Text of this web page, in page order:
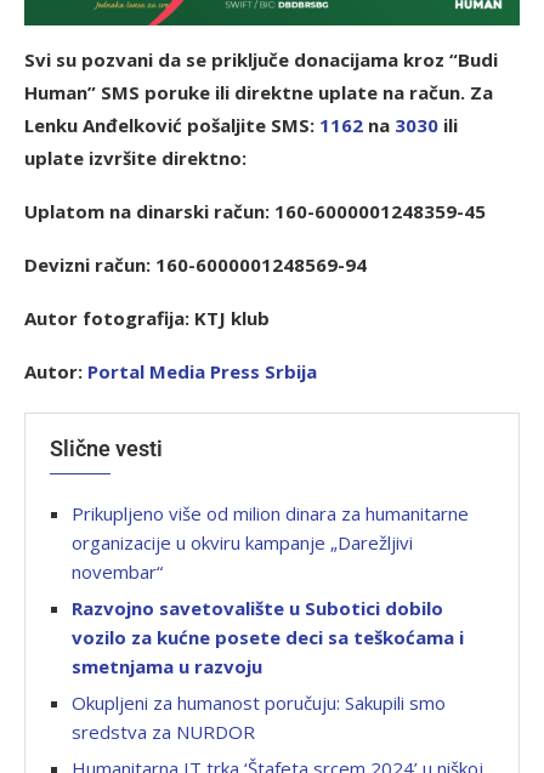
Svi su pozvani da se priključe donacijama kroz “Budi
Human” SMS poruke ili direktne uplate na račun. Za
Lenku Anđelković pošaljite SMS: 1162 na 3030 ili
uplate izvršite direktno:
Uplatom na dinarski račun: 160-6000001248359-45
Devizni račun: 160-6000001248569-94
Autor fotografija: KTJ klub
Autor: Portal Media Press Srbija
Slične vesti
Prikupljeno više od milion dinara za humanitarne
organizacije u okviru kampanje „Darežljivi
novembar“
Razvojno savetovalište u Subotici dobilo
vozilo za kućne posete deci sa teškoćama i
smetnjama u razvoju
Okupljeni za humanost poručuju: Sakupili smo
sredstva za NURDOR